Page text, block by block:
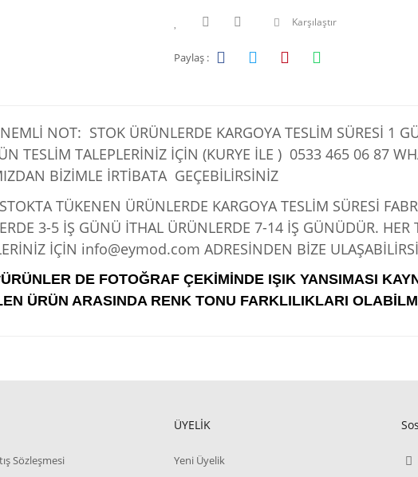
Karşılaştır
Paylaş :
NOT: STOK ÜRÜNLERDE KARGOYA TESLİM SÜRESİ 1
TESLİM TALEPLERİNİZ İÇİN (KURYE İLE ) 0533 465 06 87
BİZİMLE İRTİBATA GEÇEBİLİRSİNİZ
TÜKENEN ÜRÜNLERDE KARGOYA TESLİM SÜRESİ
3-5 İŞ GÜNÜ İTHAL ÜRÜNLERDE 7-14 İŞ GÜNÜDÜR. HER
İÇİN info@eymod.com ADRESİNDEN BİZE
DE FOTOĞRAF ÇEKİMİNDE IŞIK YANSIMASI
ÜRÜN ARASINDA RENK TONU FARKLILIKLARI
Sözleşmesi
ÜYELİK
Yeni Üyelik